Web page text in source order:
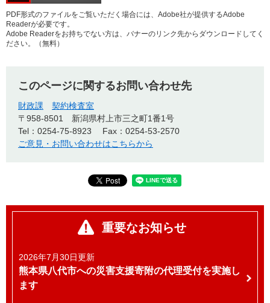
PDF形式のファイルをご覧いただく場合には、Adobe社が提供するAdobe
Readerが必要です。
Adobe Readerをお持ちでない方は、バナーのリンク先からダウンロードしてく
ださい。（無料）
このページに関するお問い合わせ先
財政課
契約検査室
〒958-8501
新潟県村上市三之町1番1号
Tel：0254-75-8923
Fax：0254-53-2570
ご意見・お問い合わせはこちらから
重要なお知らせ
2026年7月30日更新
熊本県八代市への災害支援寄附の代理受付を実施し
ます